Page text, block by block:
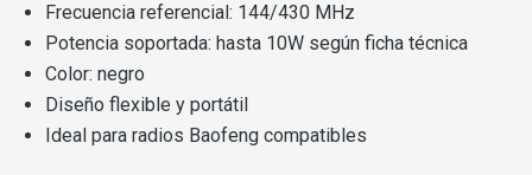
Frecuencia referencial: 144/430 MHz
Potencia soportada: hasta 10W según ficha técnica
Color: negro
Diseño flexible y portátil
Ideal para radios Baofeng compatibles